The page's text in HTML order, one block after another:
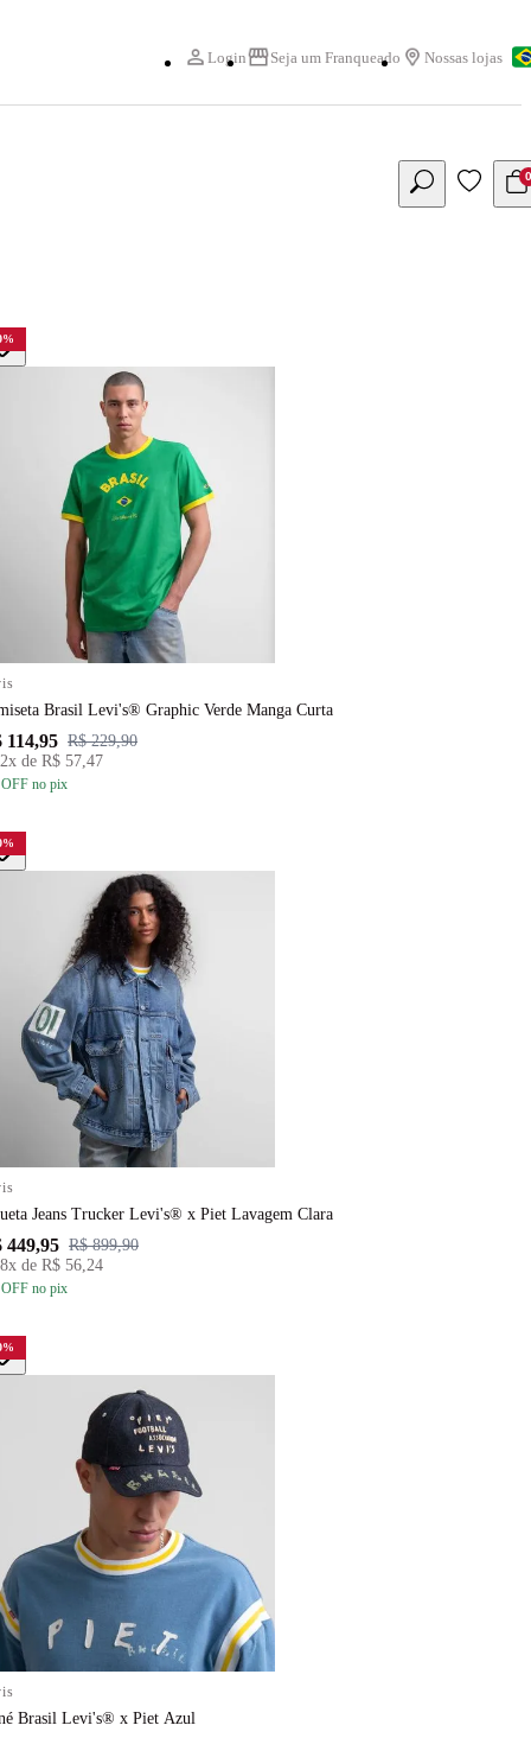
Login Seja um Franqueado Nossas lojas
0
%
Brasil Levi's® Graphic Verde Manga Curta
114,95 R$ 229,90
2x de R$ 57,47
no pix
%
Jeans Trucker Levi's® x Piet Lavagem Clara
449,95 R$ 899,90
8x de R$ 56,24
no pix
%
Brasil Levi's® x Piet Azul